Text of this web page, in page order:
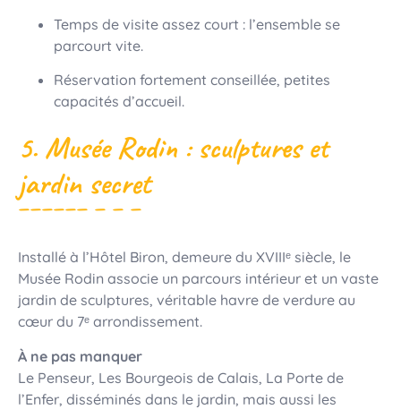
Temps de visite assez court : l’ensemble se
parcourt vite.
Réservation fortement conseillée, petites
capacités d’accueil.
5. Musée Rodin : sculptures et
jardin secret
Installé à l’Hôtel Biron, demeure du XVIIIᵉ siècle, le
Musée Rodin associe un parcours intérieur et un vaste
jardin de sculptures, véritable havre de verdure au
cœur du 7ᵉ arrondissement.
À ne pas manquer
Le Penseur, Les Bourgeois de Calais, La Porte de
l’Enfer, disséminés dans le jardin, mais aussi les